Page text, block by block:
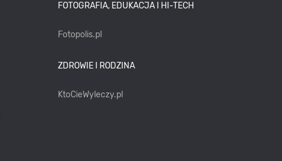
FOTOGRAFIA, EDUKACJA I HI-TECH
Fotopolis.pl
ZDROWIE I RODZINA
KtoCieWyleczy.pl